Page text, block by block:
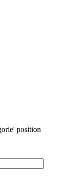
position